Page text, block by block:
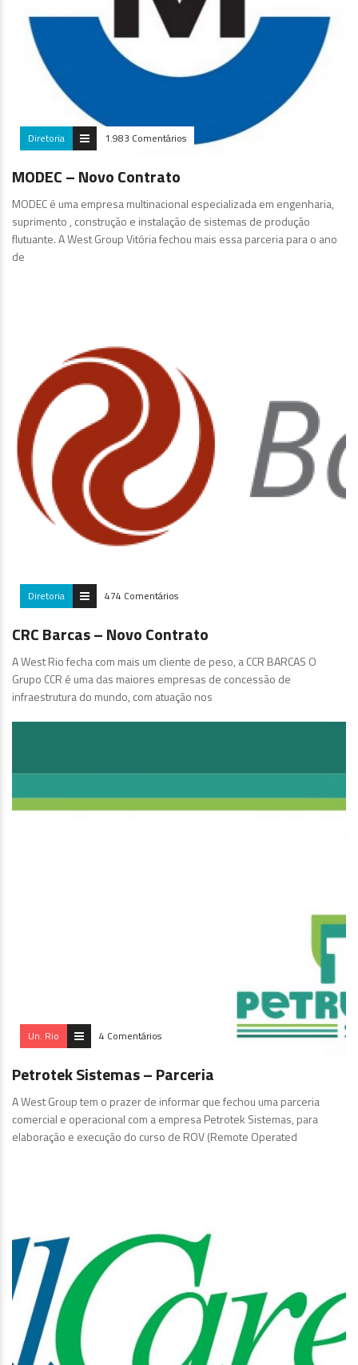
Diretoria 1.983 Comentários
MODEC – Novo Contrato
MODEC é uma empresa multinacional especializada em engenharia,
suprimento , construção e instalação de sistemas de produção
flutuante. A West Group Vitória fechou mais essa parceria para o ano
de
Diretoria 474 Comentários
CRC Barcas – Novo Contrato
A West Rio fecha com mais um cliente de peso, a CCR BARCAS O
Grupo CCR é uma das maiores empresas de concessão de
infraestrutura do mundo, com atuação nos
Un. Rio 4 Comentários
Petrotek Sistemas – Parceria
A West Group tem o prazer de informar que fechou uma parceria
comercial e operacional com a empresa Petrotek Sistemas, para
elaboração e execução do curso de ROV (Remote Operated